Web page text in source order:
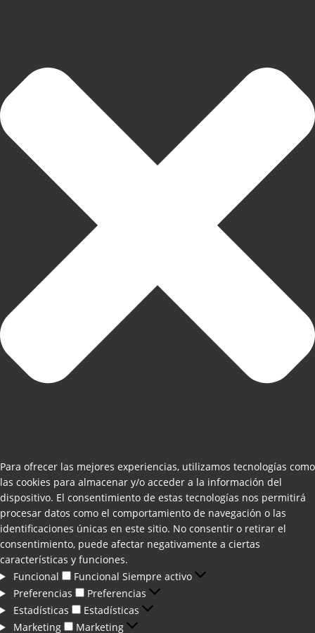
Para ofrecer las mejores experiencias, utilizamos tecnologías como
las cookies para almacenar y/o acceder a la información del
dispositivo. El consentimiento de estas tecnologías nos permitirá
procesar datos como el comportamiento de navegación o las
identificaciones únicas en este sitio. No consentir o retirar el
consentimiento, puede afectar negativamente a ciertas
características y funciones.
Funcional
Funcional Siempre activo
Preferencias
Preferencias
Estadísticas
Estadísticas
Marketing
Marketing